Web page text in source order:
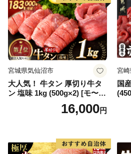
宮城県気仙沼市
大人気！ 牛タン 厚切り牛タ
ン 塩味 1kg (500g×2) [モ〜ラ
ンド 宮城県 気仙沼市 205646
60] 肉 牛肉 精肉 牛たん 牛タ
厚切り タン
16,000円
宮
国